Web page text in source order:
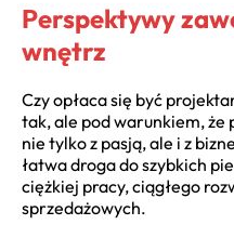
Perspektywy
wnętrz
Czy opłaca się być
tak, ale pod warunkiem, że
nie tylko z pasją, ale i z
łatwa droga do szybkich
ciężkiej pracy, ciągłego
sprzedażowych.